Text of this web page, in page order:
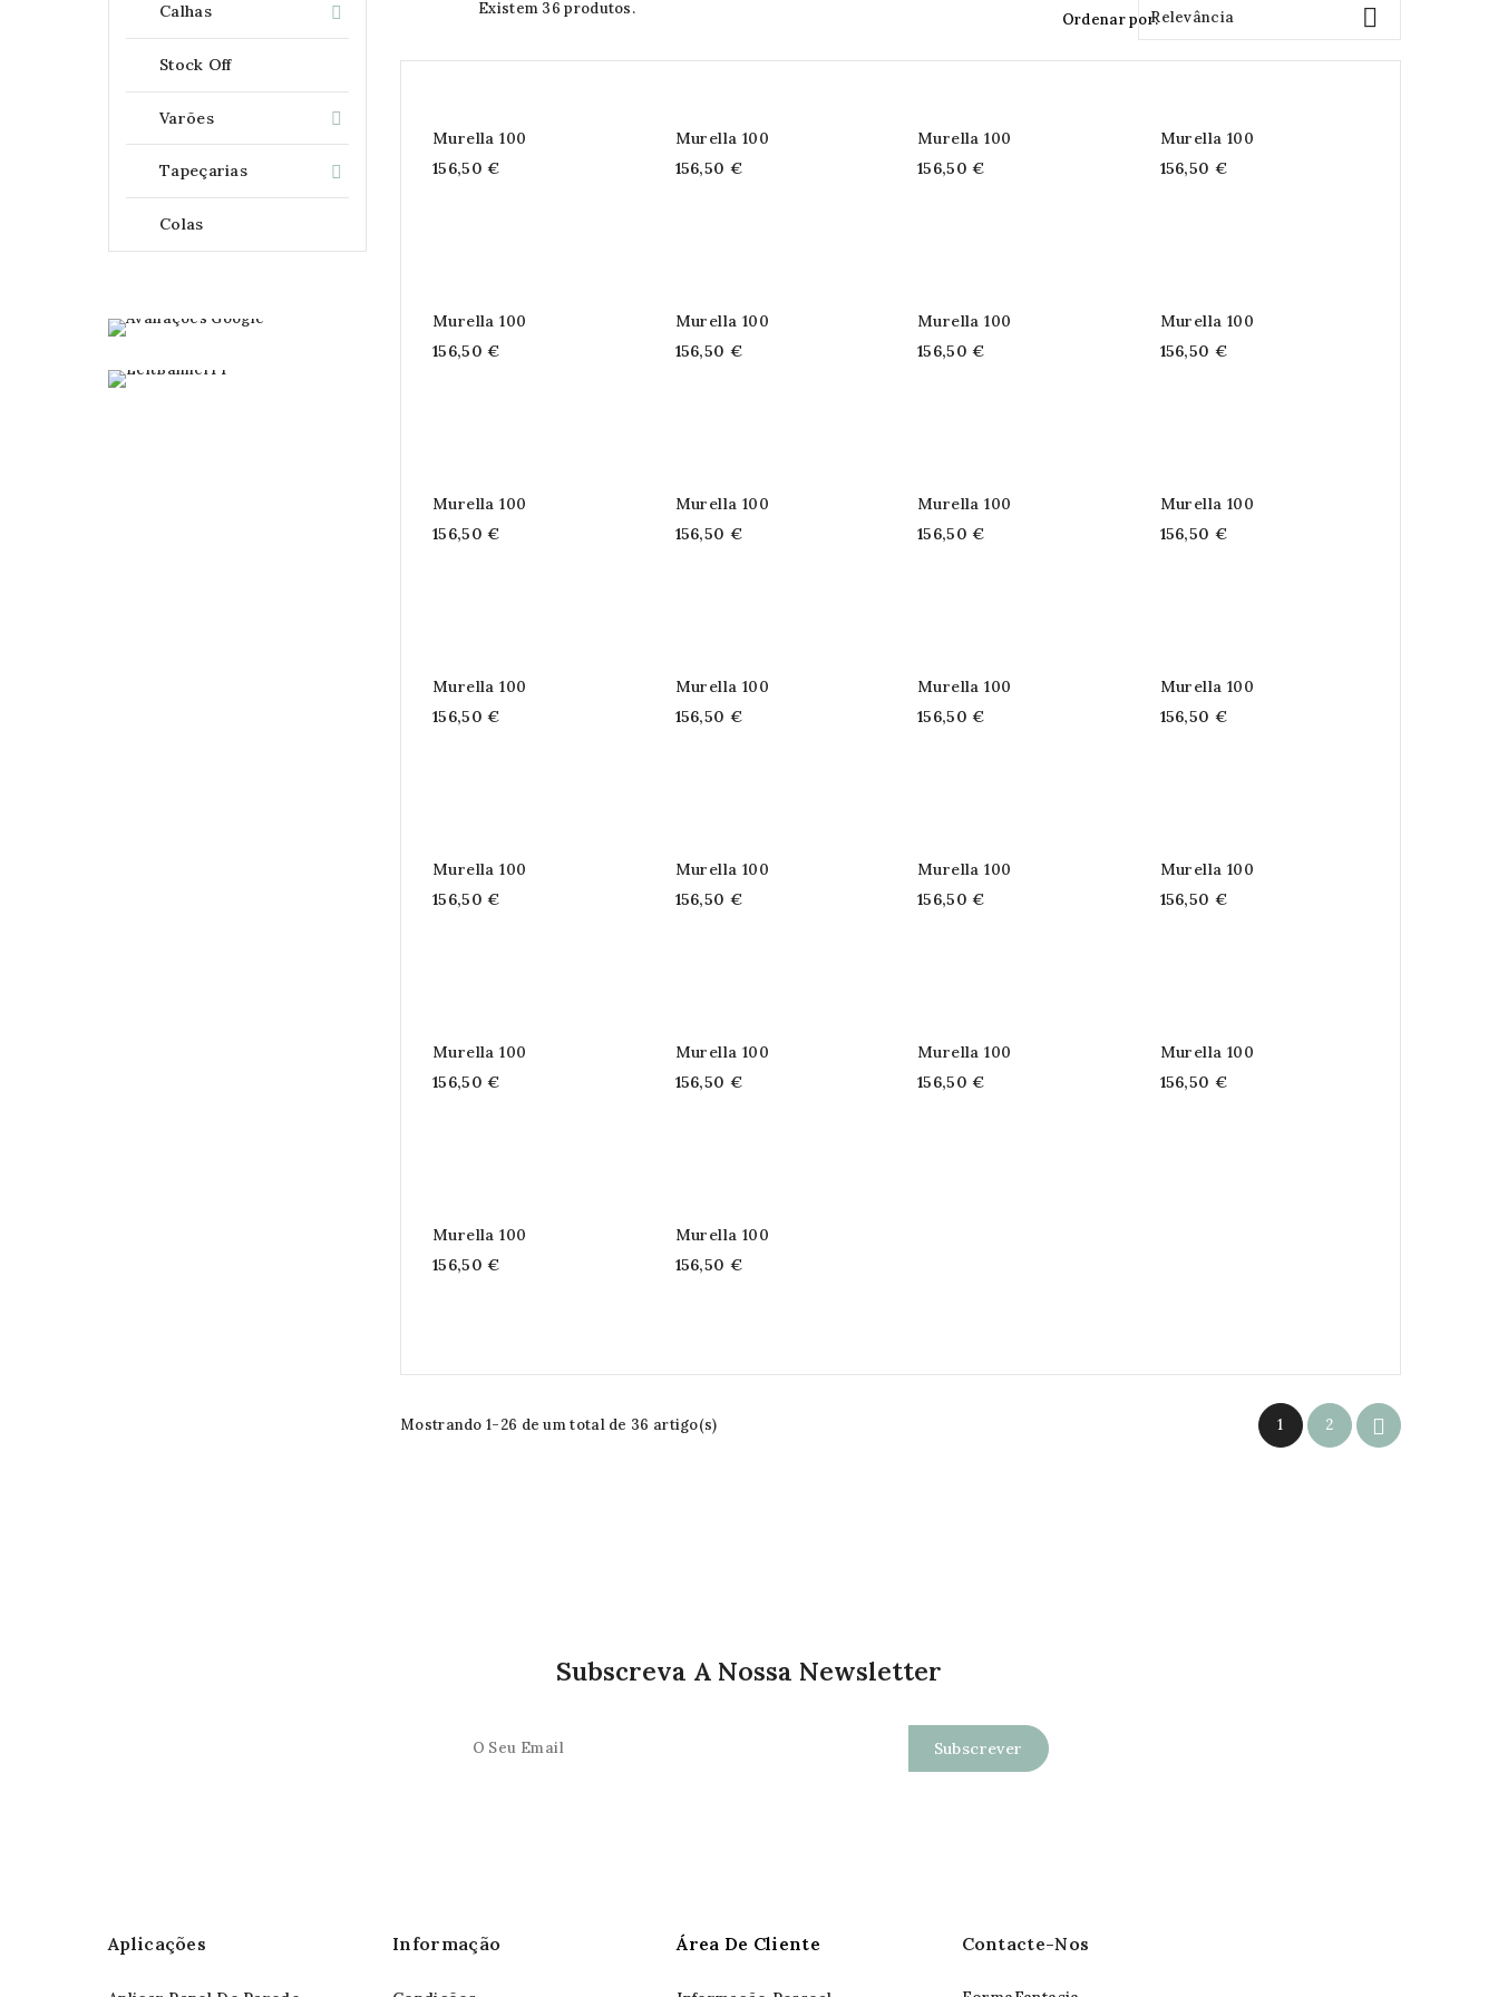

Calhas
Stock Off

Varões

Tapeçarias
Colas
Existem 36 produtos.
Ordenar por:Relevância 
Murella 100
156,50 €
Murella 100
156,50 €
Murella 100
156,50 €
Murella 100
156,50 €
Murella 100
156,50 €
Murella 100
156,50 €
Murella 100
156,50 €
Murella 100
156,50 €
Murella 100
156,50 €
Murella 100
156,50 €
Murella 100
156,50 €
Murella 100
156,50 €
Murella 100
156,50 €
Murella 100
156,50 €
Murella 100
156,50 €
Murella 100
156,50 €
Murella 100
156,50 €
Murella 100
156,50 €
Murella 100
156,50 €
Murella 100
156,50 €
Murella 100
156,50 €
Murella 100
156,50 €
Murella 100
156,50 €
Murella 100
156,50 €
Murella 100
156,50 €
Murella 100
156,50 €
Mostrando 1-26 de um total de 36 artigo(s) 1 2 
Subscreva A Nossa Newsletter
Aplicações Informação Área De Cliente Contacte-Nos